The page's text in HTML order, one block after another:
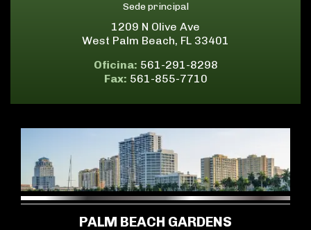
Sede principal
1209 N Olive Ave
West Palm Beach, FL 33401
Oficina: 561-291-8298
Fax: 561-855-7710
PALM BEACH GARDENS